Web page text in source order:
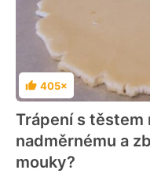
Hodnocení
405×
Trápení s těstem
nadměrnému a
mouky?